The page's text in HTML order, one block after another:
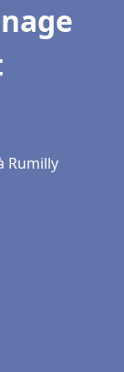
Rumilly